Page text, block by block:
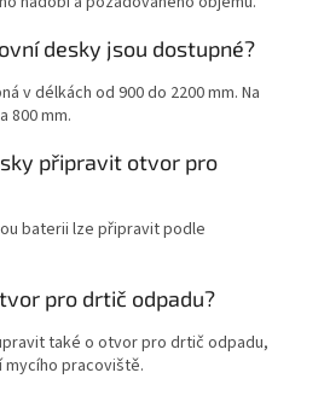
desky jsou dostupné?
v délkách od 900 do 2200 mm. Na
800 mm.
připravit otvor pro
baterii lze připravit podle
pro drtič odpadu?
také o otvor pro drtič odpadu,
pracoviště.